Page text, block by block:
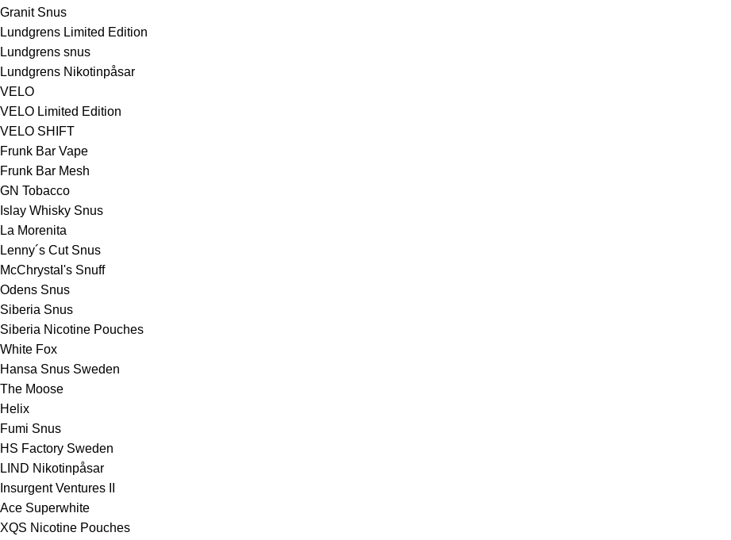
Granit Snus
Lundgrens Limited Edition
Lundgrens snus
Lundgrens Nikotinpåsar
VELO
VELO Limited Edition
VELO SHIFT
Frunk Bar Vape
Frunk Bar Mesh
GN Tobacco
Islay Whisky Snus
La Morenita
Lenny´s Cut Snus
McChrystal's Snuff
Odens Snus
Siberia Snus
Siberia Nicotine Pouches
White Fox
Hansa Snus Sweden
The Moose
Helix
Fumi Snus
HS Factory Sweden
LIND Nikotinpåsar
Insurgent Ventures II
Ace Superwhite
XQS Nicotine Pouches